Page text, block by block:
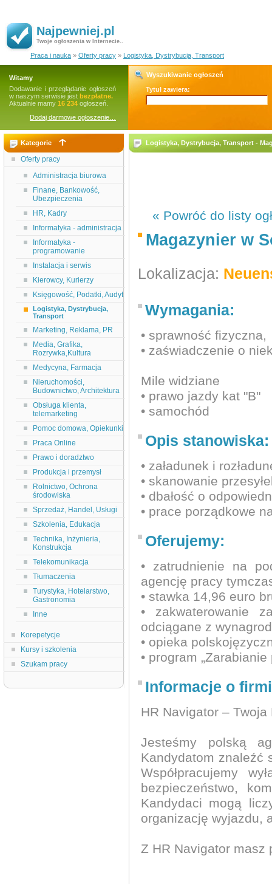
Najpewniej.pl
Twoje ogłoszenia w Internecie..
Praca i nauka » Oferty pracy » Logistyka, Dystrybucja, Transport
Witamy
Dodawanie i przeglądanie ogłoszeń
w naszym serwisie jest bezpłatne.
Aktualnie mamy 16 234 ogłoszeń.
Dodaj darmowe ogłoszenie…
Wyszukiwanie ogłoszeń
Tytuł zawiera:
Kategorie
Oferty pracy
Administracja biurowa
Finane, Bankowość,
Ubezpieczenia
HR, Kadry
Informatyka - administracja
Informatyka -
programowanie
Instalacja i serwis
Kierowcy, Kurierzy
Księgowość, Podatki, Audyt
Logistyka, Dystrybucja,
Transport
Marketing, Reklama, PR
Media, Grafika,
Rozrywka,Kultura
Medycyna, Farmacja
Nieruchomości,
Budownictwo, Architektura
Obsługa klienta,
telemarketing
Pomoc domowa, Opiekunki
Praca Online
Prawo i doradztwo
Produkcja i przemysł
Rolnictwo, Ochrona
środowiska
Sprzedaż, Handel, Usługi
Szkolenia, Edukacja
Technika, Inżynieria,
Konstrukcja
Telekomunikacja
Tłumaczenia
Turystyka, Hotelarstwo,
Gastronomia
Inne
Korepetycje
Kursy i szkolenia
Szukam pracy
Logistyka, Dystrybucja, Transport -
« Powróć do listy
Magazynier w
Lokalizacja:
Wymagania:
• sprawność fizyczna,
• zaświadczenie o
Mile widziane
• prawo jazdy kat "B"
• samochód
Opis stanowiska:
• załadunek i
• skanowanie
• dbałość o
• prace porządkowe
Oferujemy:
• zatrudnienie na
agencję pracy
• stawka 14,96 euro
• zakwaterowanie
odciągane z
• opieka
• program
Informacje o
HR Navigator –
Jesteśmy polską
Kandydatom znaleźć
Współpracujemy
bezpieczeństwo,
Kandydaci mogą
organizację wyjazdu,
Z HR Navigator masz